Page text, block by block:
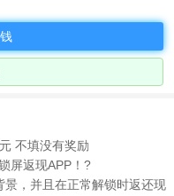
不填没有奖励
屏返现APP！?
景，并且在正常解锁时返还现